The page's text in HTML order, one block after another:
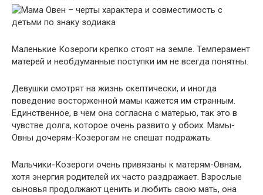
Маленькие Козероги крепко стоят на земле. Темперамент
матерей и необдуманные поступки им не всегда понятны.
Девушки смотрят на жизнь скептически, и иногда
поведение восторженной мамы кажется им странным.
Единственное, в чем она согласна с матерью, так это в
чувстве долга, которое очень развито у обоих. Мамы-
Овны дочерям-Козерогам не спешат подражать.
Мальчики-Козероги очень привязаны к матерям-Овнам,
хотя энергия родителей их часто раздражает. Взрослые
сыновья продолжают ценить и любить свою мать, она